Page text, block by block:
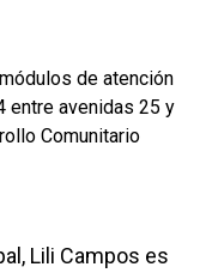
de atención
entre avenidas 25 y
Comunitario
Lili Campos es